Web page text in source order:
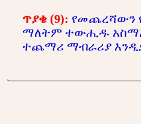
ጥያቄ (9): የመጨረሻውን
ማለትም ተውሒዱ
ተጨማሪ ማብራሪያ